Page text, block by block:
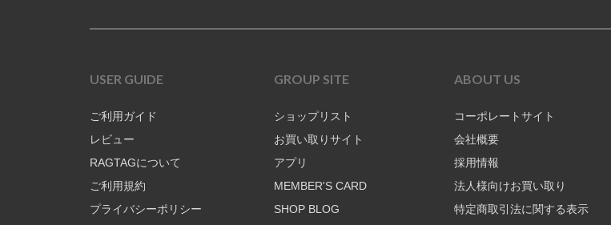
USER GUIDE
ご利用ガイド
レビュー
RAGTAGについて
ご利用規約
プライバシーポリシー
GROUP SITE
ショップリスト
お買い取りサイト
アプリ
MEMBER'S CARD
SHOP BLOG
ABOUT US
コーポレートサイト
会社概要
採用情報
法人様向けお買い取り
特定商取引法に関する表示